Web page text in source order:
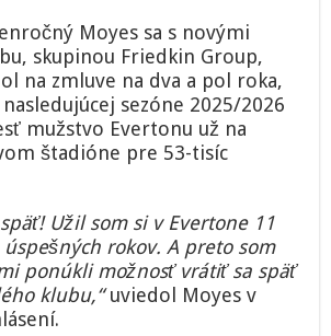
Moyes sa s novými
skupinou Friedkin Group,
na zmluve na dva a pol roka,
sezóne 2025/2026
mužstvo Evertonu už na
štadióne pre 53-tisíc
Užil som si v Evertone 11
rokov. A preto som
ponúkli možnosť vrátiť sa späť
klubu,“uviedol Moyes v